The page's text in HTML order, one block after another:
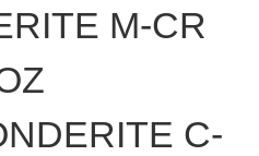
M-CR
C-